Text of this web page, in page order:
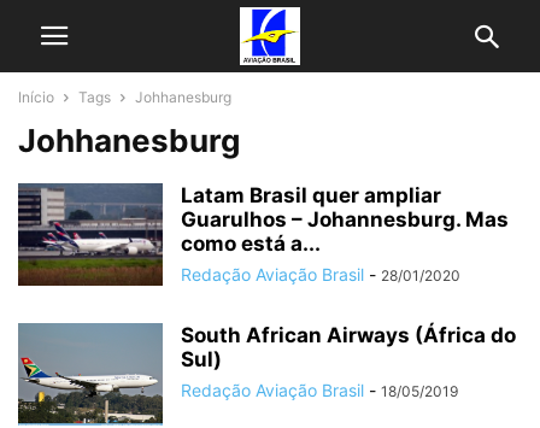
Início Tags Johhanesburg
Johhanesburg
Latam Brasil quer ampliar
Guarulhos – Johannesburg. Mas
como está a...
Redação Aviação Brasil - 28/01/2020
South African Airways (África do
Sul)
Redação Aviação Brasil - 18/05/2019